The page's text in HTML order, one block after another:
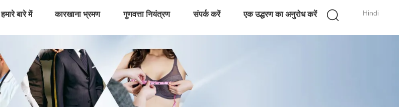
Hindi
हमारे बारे में कारखाना भ्रमण गुणवत्ता नियंत्रण संपर्क करें एक उद्धरण का अनुरोध करें